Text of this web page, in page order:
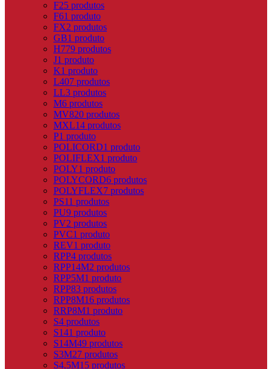
F25 produtos
F61 produto
FX2 produtos
GB1 produto
H779 produtos
J1 produto
K1 produto
L407 produtos
LL3 produtos
M6 produtos
MV820 produtos
MXL14 produtos
P1 produto
POLICORD1 produto
POLIFLEX1 produto
POLY1 produto
POLYCORD6 produtos
POLYFLEX7 produtos
PS11 produtos
PU9 produtos
PV2 produtos
PVC1 produto
REV1 produto
RPP4 produtos
RPP14M2 produtos
RPP5M1 produto
RPP83 produtos
RPP8M16 produtos
RRP8M1 produto
S4 produtos
S141 produto
S14M49 produtos
S3M27 produtos
S4,5M15 produtos